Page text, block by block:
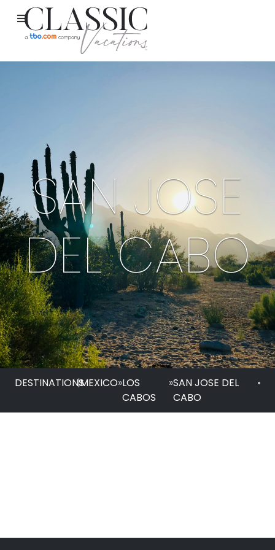
SAN JOSE
DEL CABO
DESTINATIONS
|MEXICO»LOS
CABOS
»SAN JOSE DEL
CABO
•